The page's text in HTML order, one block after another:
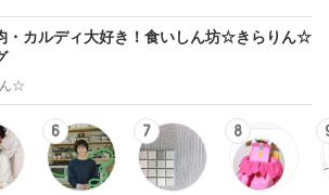
・カルディ大好き！食いしん坊☆きらりん☆
☆
6 7 8